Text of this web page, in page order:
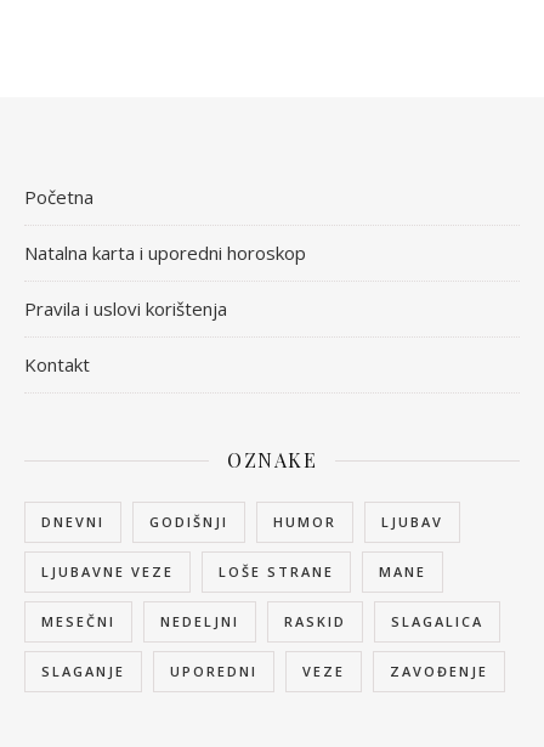
Početna
Natalna karta i uporedni horoskop
Pravila i uslovi korištenja
Kontakt
OZNAKE
DNEVNI GODIŠNJI HUMOR LJUBAV
LJUBAVNE VEZE LOŠE STRANE MANE
MESEČNI NEDELJNI RASKID SLAGALICA
SLAGANJE UPOREDNI VEZE ZAVOĐENJE